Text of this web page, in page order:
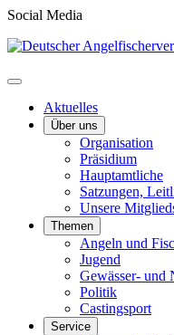
Social Media
Aktuelles
Über uns
Organisation
Präsidium
Hauptamtliche
Satzungen,
Unsere
Themen
Angeln und
Jugend
Gewässer- und
Politik
Castingsport
Service